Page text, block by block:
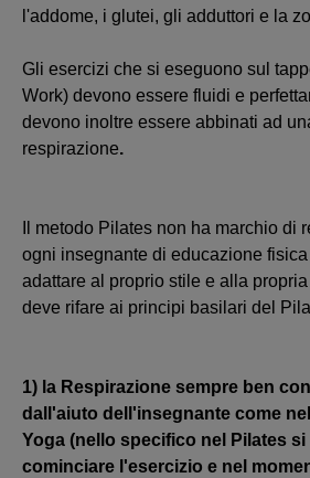
l'addome, i glutei, gli adduttori e la
Gli esercizi che si eseguono sul
Work) devono essere fluidi e
devono inoltre essere abbinati ad
respirazione.
Il metodo Pilates non ha marchio di
ogni insegnante di educazione
adattare al proprio stile e alla
deve rifare ai principi basilari del
1) la Respirazione sempre ben
dall'aiuto dell'insegnante come
Yoga (nello specifico nel Pilates si
cominciare l'esercizio e nel